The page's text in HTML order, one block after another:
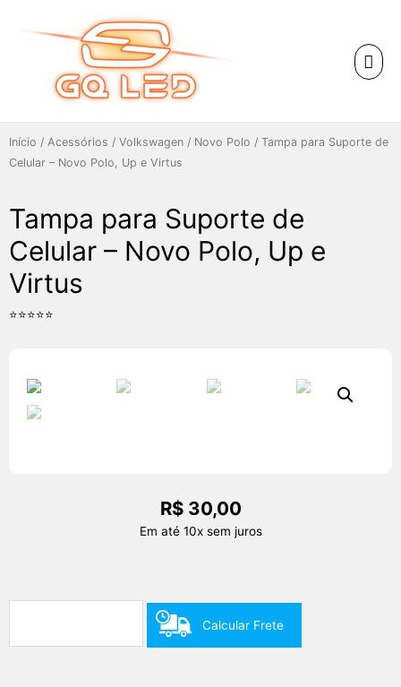
Início / Acessórios / Volkswagen / Novo Polo / Tampa para Suporte de
Celular – Novo Polo, Up e Virtus
Tampa para Suporte de
Celular – Novo Polo, Up e
Virtus
⭐⭐⭐⭐⭐
R$30,00
Em até 10x sem juros
Calcular Frete